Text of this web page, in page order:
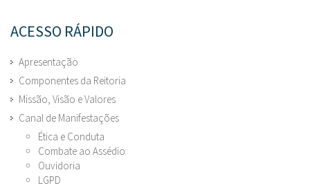
ACESSO RÁPIDO
Apresentação
Componentes da Reitoria
Missão, Visão e Valores
Canal de Manifestações
Ética e Conduta
Combate ao Assédio
Ouvidoria
LGPD